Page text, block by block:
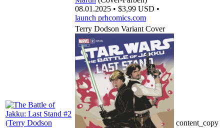
08.01.2025 • $3,99 USD •
launch prhcomics.com
Terry Dodson Variant Cover
content_copy